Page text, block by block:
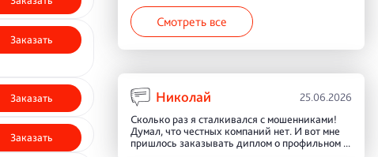
Заказать
Заказать
Заказать
Смотреть все
Николай 25.06.2026
Сколько раз я сталкивался с мошенниками!
Думал, что честных компаний нет. И вот мне
пришлось заказывать диплом о профильном ...